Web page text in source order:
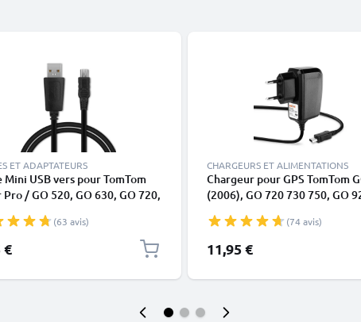
ET ADAPTATEURS
Mini USB vers pour TomTom
Pro / GO 520, GO 630, GO 720,
Start – Câble de données à
rapide de 1m noir de
(63 avis)
€
CHARGEURS ET ALIMENTATIONS
Chargeur pour GPS TomTom
(2006), GO 720 730 750, GO
Alimentation 1A / 1000mA,
Charge rapide 1.1m
(74 avis)
11,95 €